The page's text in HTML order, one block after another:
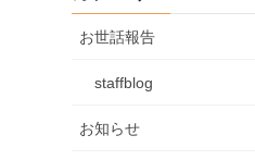
お世話報告
staffblog
お知らせ